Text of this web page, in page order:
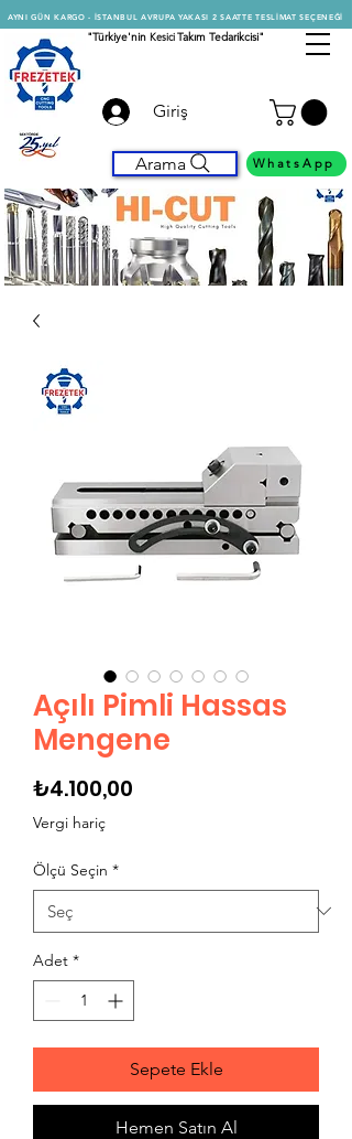
AYNI GÜN KARGO - İSTANBUL AVRUPA YAKASI 2 SAATTE TESLİMAT SEÇENEĞİ
"Türkiye'nin KesiciTakım Tedarikcisi"
Giriş
Arama WhatsApp
Açılı Pimli Hassas
Mengene
₺4.100,00
Vergi hariç
Ölçü Seçin *
Adet *
Sepete Ekle
Hemen Satın Al